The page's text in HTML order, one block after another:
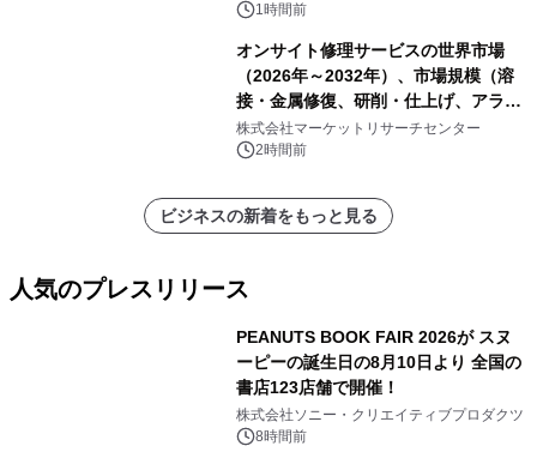
1時間前
オンサイト修理サービスの世界市場
（2026年～2032年）、市場規模（溶
接・金属修復、研削・仕上げ、アライ
メント、その他）・分析レポートを発
表
株式会社マーケットリサーチセンター
2時間前
ビジネスの新着をもっと見る
人気のプレスリリース
PEANUTS BOOK FAIR 2026が スヌ
ーピーの誕生日の8月10日より 全国の
書店123店舗で開催！
株式会社ソニー・クリエイティブプロダクツ
8時間前